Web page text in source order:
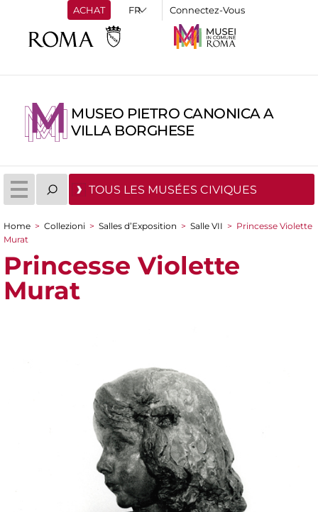
ACHAT Connectez-Vous
MUSEO PIETRO CANONICA A
VILLA BORGHESE
TOUS LES MUSÉES CIVIQUES
You are here
Home > Collezioni > Salles d’Exposition > Salle VII > Princesse Violette
Murat
Princesse Violette
Murat